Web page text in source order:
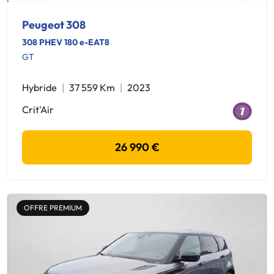
Peugeot 308
308 PHEV 180 e-EAT8
GT
Hybride 37 559 Km
2023
Crit'Air
26 990 €
OFFRE PREMIUM